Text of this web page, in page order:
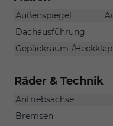
Außenspiegel
Dachausführung
Gepäckraum-/
Räder & Technik
Antriebsachse
Bremsen